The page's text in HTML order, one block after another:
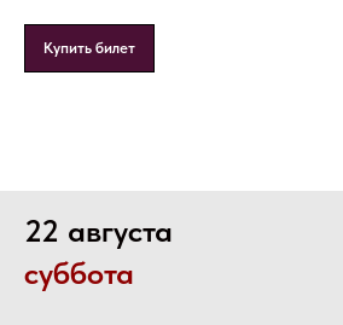
Купить билет
22 августа
суббота